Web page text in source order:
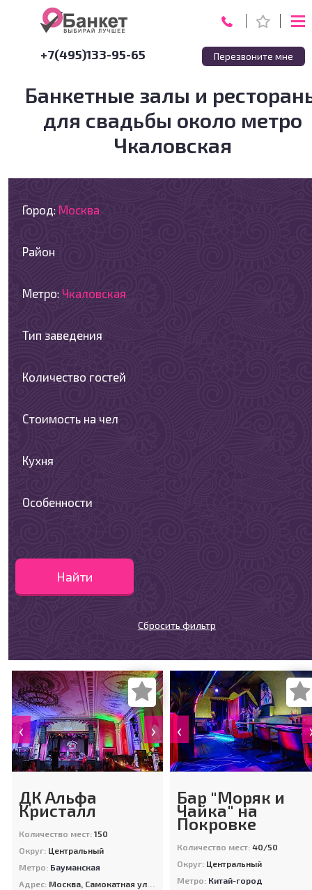
+7(495)133-95-65 Перезвоните мне
Банкетные залы и
для свадьбы около метро
Чкаловская
Город: Москва
Район
Метро: Чкаловская
Тип заведения
Количество гостей
Стоимость на чел
Кухня
Особенности
Найти
Сбросить фильтр
‹ ›
ДК Альфа
Кристалл
Количество мест:150
Округ: Центральный
Метро: Бауманская
Адрес: Москва, Самокатная ул. дом 4, строение 11
‹
Бар "Моряк и
Чайка" на
Покровке
Количество мест: 40/50
Округ: Центральный
Метро: Китай-город